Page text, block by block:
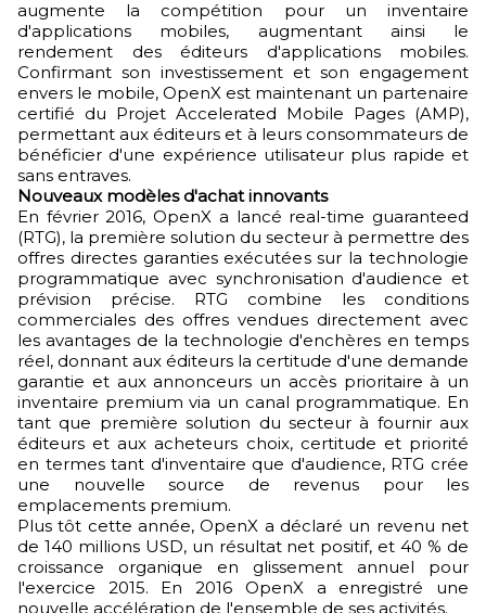
augmente la compétition pour un inventaire
d'applications mobiles, augmentant ainsi le
rendement des éditeurs d'applications mobiles.
Confirmant son investissement et son engagement
envers le mobile, OpenX est maintenant un partenaire
certifié du Projet Accelerated Mobile Pages (AMP),
permettant aux éditeurs et à leurs consommateurs de
bénéficier d'une expérience utilisateur plus rapide et
sans entraves.
Nouveaux modèles d'achat innovants
En février 2016, OpenX a lancé real-time guaranteed
(RTG), la première solution du secteur à permettre des
offres directes garanties exécutées sur la technologie
programmatique avec synchronisation d'audience et
prévision précise. RTG combine les conditions
commerciales des offres vendues directement avec
les avantages de la technologie d'enchères en temps
réel, donnant aux éditeurs la certitude d'une demande
garantie et aux annonceurs un accès prioritaire à un
inventaire premium via un canal programmatique. En
tant que première solution du secteur à fournir aux
éditeurs et aux acheteurs choix, certitude et priorité
en termes tant d'inventaire que d'audience, RTG crée
une nouvelle source de revenus pour les
emplacements premium.
Plus tôt cette année, OpenX a déclaré un revenu net
de 140 millions USD, un résultat net positif, et 40 % de
croissance organique en glissement annuel pour
l'exercice 2015. En 2016 OpenX a enregistré une
nouvelle accélération de l'ensemble de ses activités.